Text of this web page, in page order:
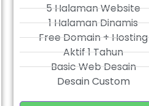
5 Halaman Website
1 Halaman Dinamis
Free Domain + Hosting
Aktif 1 Tahun
Basic Web Desain
Desain Custom